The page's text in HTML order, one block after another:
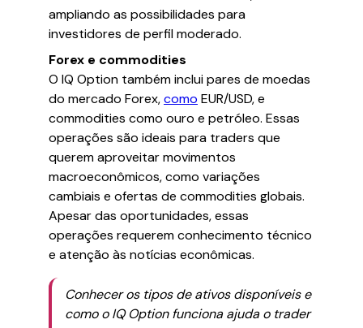
ampliando as possibilidades para
investidores de perfil moderado.
Forex e commodities
O IQ Option também inclui pares de moedas
do mercado Forex,como EUR/USD, e
commodities como ouro e petróleo. Essas
operações são ideais para traders que
querem aproveitar movimentos
macroeconômicos, como variações
cambiais e ofertas de commodities globais.
Apesar das oportunidades, essas
operações requerem conhecimento técnico
e atenção às notícias econômicas.
Conhecer os tipos de ativos disponíveis e
como o IQ Option funciona ajuda o trader